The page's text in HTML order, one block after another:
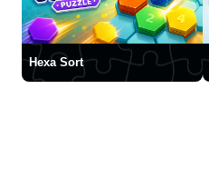
Hexa Sort